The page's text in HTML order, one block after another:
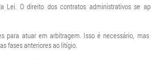
Lei. O direito dos contratos administrativos se
para atuar em arbitragem. Isso é necessário,
fases anteriores ao litígio.